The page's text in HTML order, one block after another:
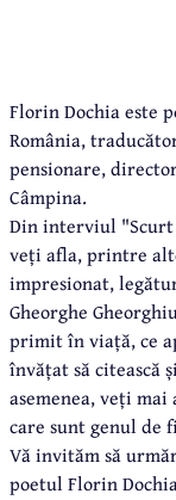
Florin Dochia este
România,
pensionare,
Câmpina.
Din interviul "Scurt
veți afla, printre
impresionat,
Gheorghe
primit în viață, ce
învățat să citească
asemenea, veți
care sunt genul de
Vă invităm să
poetul Florin